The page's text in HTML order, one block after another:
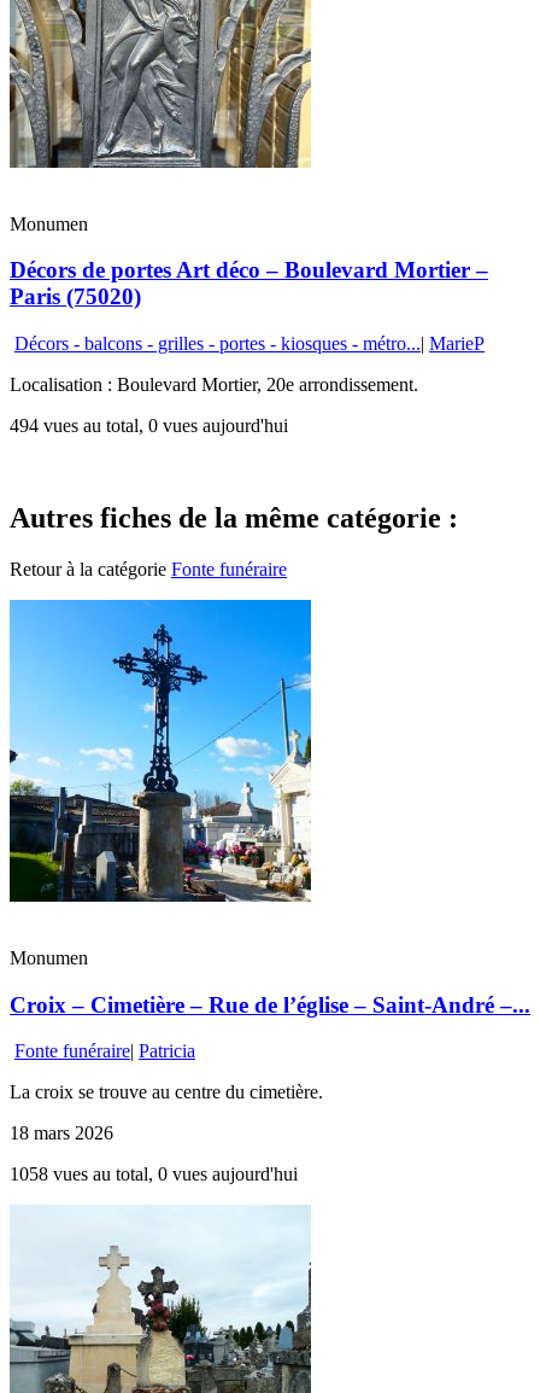
Monumen
Décors de portes Art déco – Boulevard Mortier –
Paris (75020)
Décors - balcons - grilles - portes - kiosques - métro...| MarieP
Localisation : Boulevard Mortier, 20e arrondissement.
494 vues au total, 0 vues aujourd'hui
Autres fiches de la même catégorie :
Retour à la catégorie Fonte funéraire
Monumen
Croix – Cimetière – Rue de l’église – Saint-André –...
Fonte funéraire| Patricia
La croix se trouve au centre du cimetière.
18 mars 2026
1058 vues au total, 0 vues aujourd'hui